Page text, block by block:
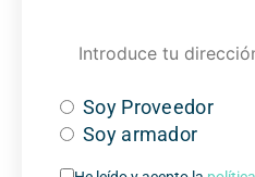
Soy Proveedor
Soy armador